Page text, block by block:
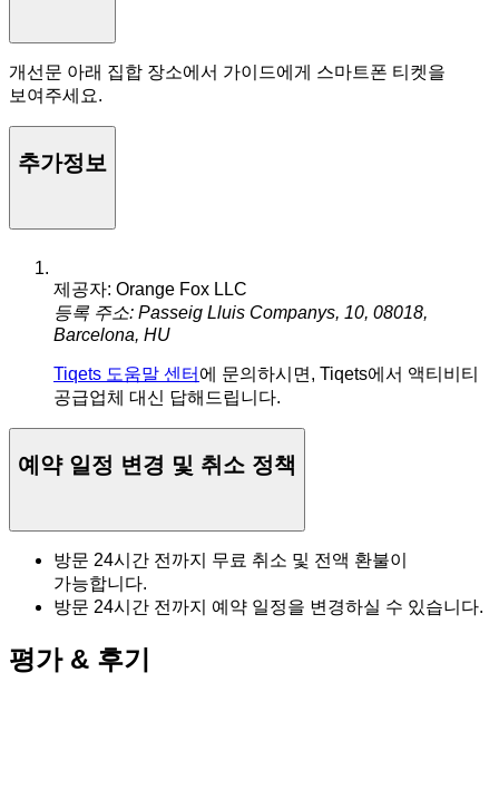
개선문 아래 집합 장소에서 가이드에게 스마트폰 티켓을
보여주세요.
추가정보
제공자: Orange Fox LLC
등록 주소: Passeig Lluis Companys, 10, 08018,
Barcelona, HU
Tiqets 도움말 센터 에 문의하시면, Tiqets에서 액티비티
공급업체 대신 답해드립니다.
예약 일정 변경 및 취소 정책
방문 24시간 전까지 무료 취소 및 전액 환불이
가능합니다.
방문 24시간 전까지 예약 일정을 변경하실 수 있습니다.
평가 & 후기